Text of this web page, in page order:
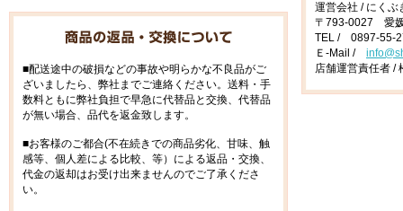
■配送途中の破損などの事故や明らかな不良品がご
ざいましたら、弊社までご連絡ください。送料・手
数料ともに弊社負担で早急に代替品と交換、代替品
が無い場合、品代を返金致します。
■お客様のご都合(不在続きでの商品劣化、甘味、触
感等、個人差による比較、等）による返品・交換、
代金の返却はお受け出来ませんのでご了承くださ
い。
運営会社 / にくぶ
〒793-0027 愛
TEL / 0897-55-
Ｅ-Mail /
店舗運営責任者 /